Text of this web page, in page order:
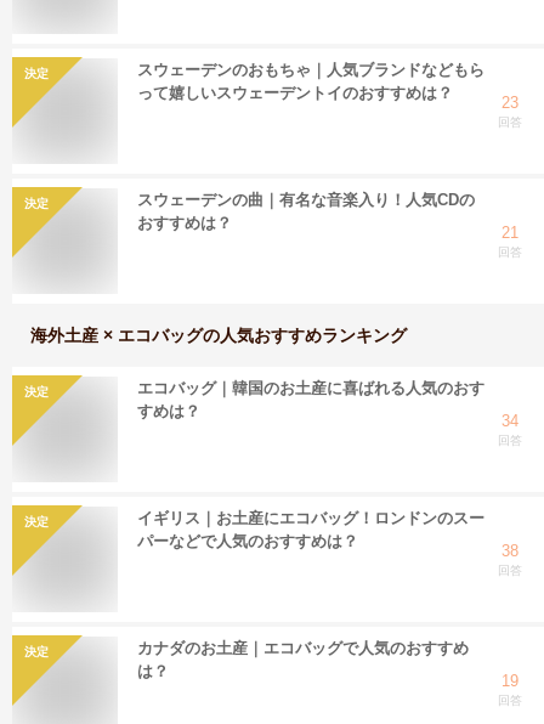
決定
スウェーデンのおもちゃ｜人気ブランドなどもら
って嬉しいスウェーデントイのおすすめは？
23
回答
決定
スウェーデンの曲｜有名な音楽入り！人気CDの
おすすめは？
21
回答
海外土産 × エコバッグの人気おすすめランキング
決定
エコバッグ｜韓国のお土産に喜ばれる人気のおす
すめは？
34
回答
決定
イギリス｜お土産にエコバッグ！ロンドンのスー
パーなどで人気のおすすめは？
38
回答
決定
カナダのお土産｜エコバッグで人気のおすすめ
は？
19
回答